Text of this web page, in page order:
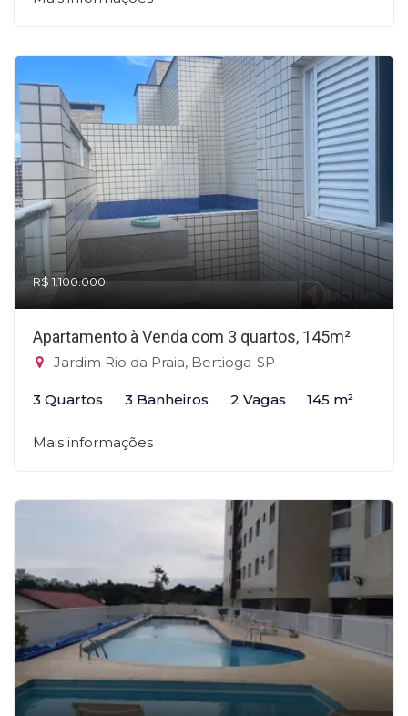
R$ 1.100.000
Apartamento à Venda com 3 quartos, 145m²
Jardim Rio da Praia, Bertioga-SP
3 Quartos 3 Banheiros 2 Vagas 145 m²
Mais informações